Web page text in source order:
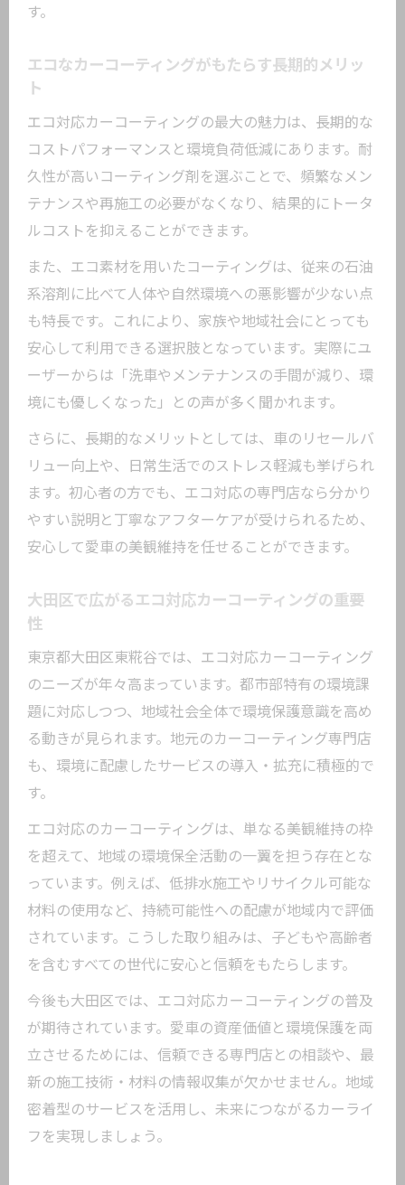
す。
エコなカーコーティングがもたらす長期的メリッ
ト
エコ対応カーコーティングの最大の魅力は、長期的な
コストパフォーマンスと環境負荷低減にあります。耐
久性が高いコーティング剤を選ぶことで、頻繁なメン
テナンスや再施工の必要がなくなり、結果的にトータ
ルコストを抑えることができます。
また、エコ素材を用いたコーティングは、従来の石油
系溶剤に比べて人体や自然環境への悪影響が少ない点
も特長です。これにより、家族や地域社会にとっても
安心して利用できる選択肢となっています。実際にユ
ーザーからは「洗車やメンテナンスの手間が減り、環
境にも優しくなった」との声が多く聞かれます。
さらに、長期的なメリットとしては、車のリセールバ
リュー向上や、日常生活でのストレス軽減も挙げられ
ます。初心者の方でも、エコ対応の専門店なら分かり
やすい説明と丁寧なアフターケアが受けられるため、
安心して愛車の美観維持を任せることができます。
大田区で広がるエコ対応カーコーティングの重要
性
東京都大田区東糀谷では、エコ対応カーコーティング
のニーズが年々高まっています。都市部特有の環境課
題に対応しつつ、地域社会全体で環境保護意識を高め
る動きが見られます。地元のカーコーティング専門店
も、環境に配慮したサービスの導入・拡充に積極的で
す。
エコ対応のカーコーティングは、単なる美観維持の枠
を超えて、地域の環境保全活動の一翼を担う存在とな
っています。例えば、低排水施工やリサイクル可能な
材料の使用など、持続可能性への配慮が地域内で評価
されています。こうした取り組みは、子どもや高齢者
を含むすべての世代に安心と信頼をもたらします。
今後も大田区では、エコ対応カーコーティングの普及
が期待されています。愛車の資産価値と環境保護を両
立させるためには、信頼できる専門店との相談や、最
新の施工技術・材料の情報収集が欠かせません。地域
密着型のサービスを活用し、未来につながるカーライ
フを実現しましょう。